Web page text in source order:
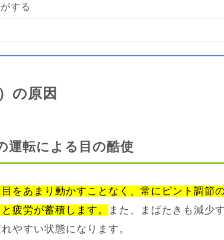
する
の原因
転による目の酷使
をあまり動かすことなく、常にピント調節
疲労が蓄積します。
また、まばたきも減少
やすい状態になります。